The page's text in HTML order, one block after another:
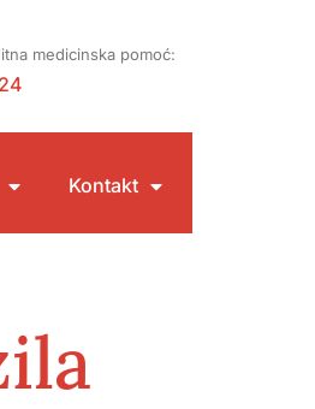
medicinska pomoć:
Kontakt